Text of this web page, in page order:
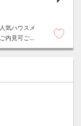
気ハウスメ
内見可ご予